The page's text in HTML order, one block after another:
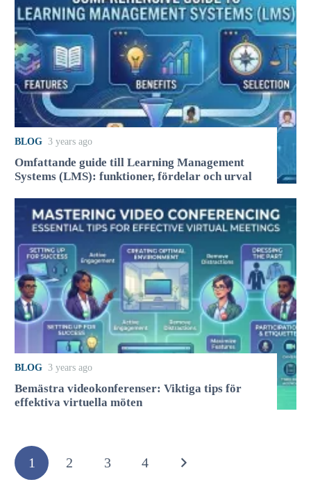
BLOG 3 years ago
Omfattande guide till Learning Management
Systems (LMS): funktioner, fördelar och urval
BLOG 3 years ago
Bemästra videokonferenser: Viktiga tips för
effektiva virtuella möten
1 2 3 4